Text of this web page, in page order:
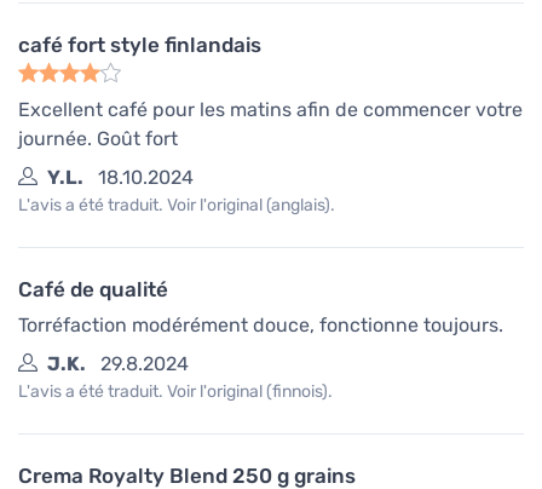
café fort style finlandais
Excellent café pour les matins afin de commencer votre
journée. Goût fort
Y.L.
18.10.2024
L'avis a été traduit. Voir l'original (anglais).
Café de qualité
Torréfaction modérément douce, fonctionne toujours.
J.K.
29.8.2024
L'avis a été traduit. Voir l'original (finnois).
Crema Royalty Blend 250 g grains